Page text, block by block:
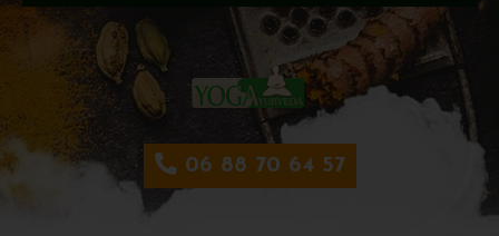
06 88 70 64 57